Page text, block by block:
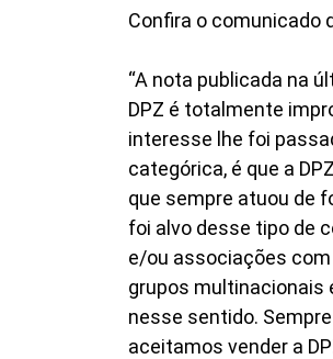
Confira o comunicado
“A nota publicada na
DPZ é totalmente
interesse lhe foi
categórica, é que a
que sempre atuou de
foi alvo desse tipo de
e/ou associações
grupos multinacionais
nesse sentido.
aceitamos vender a